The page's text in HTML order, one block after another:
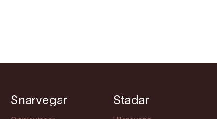
Snarvegar Stadar